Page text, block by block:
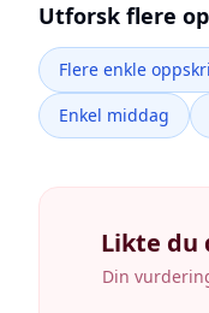
Utforsk flere
Flere enkle
Enkel middag
Likte du
Din